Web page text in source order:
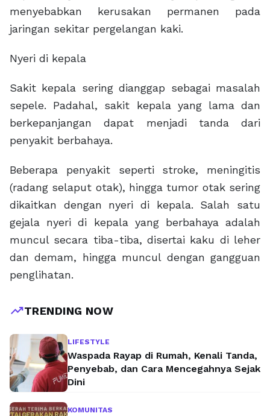
menyebabkan kerusakan permanen pada
jaringan sekitar pergelangan kaki.
Nyeri di kepala
Sakit kepala sering dianggap sebagai masalah
sepele. Padahal, sakit kepala yang lama dan
berkepanjangan dapat menjadi tanda dari
penyakit berbahaya.
Beberapa penyakit seperti stroke, meningitis
(radang selaput otak), hingga tumor otak sering
dikaitkan dengan nyeri di kepala. Salah satu
gejala nyeri di kepala yang berbahaya adalah
muncul secara tiba-tiba, disertai kaku di leher
dan demam, hingga muncul dengan gangguan
penglihatan.
trending_upTRENDING NOW
LIFESTYLE
Waspada Rayap di Rumah, Kenali Tanda,
Penyebab, dan Cara Mencegahnya Sejak
Dini
KOMUNITAS